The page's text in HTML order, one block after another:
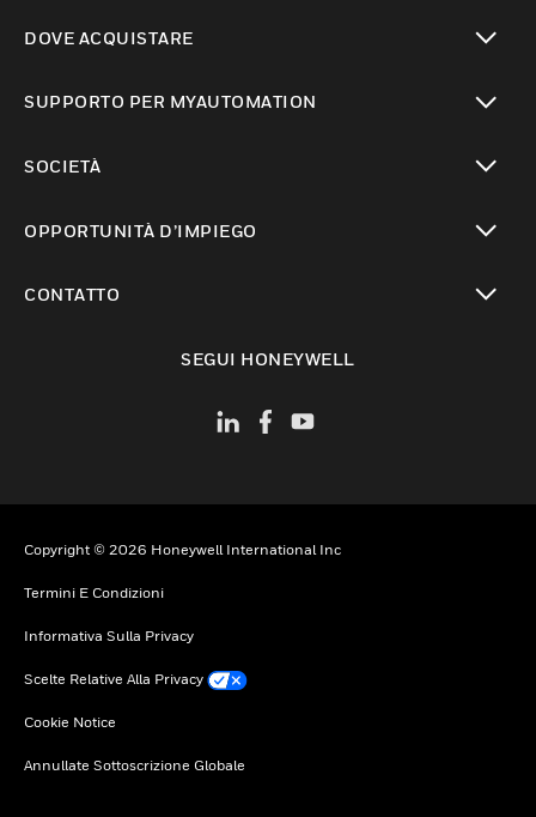
DOVE ACQUISTARE
SUPPORTO PER MYAUTOMATION
SOCIETÀ
OPPORTUNITÀ D’IMPIEGO
CONTATTO
SEGUI HONEYWELL
Copyright © 2026 Honeywell International Inc
Termini E Condizioni
Informativa Sulla Privacy
Scelte Relative Alla Privacy
Cookie Notice
Annullate Sottoscrizione Globale